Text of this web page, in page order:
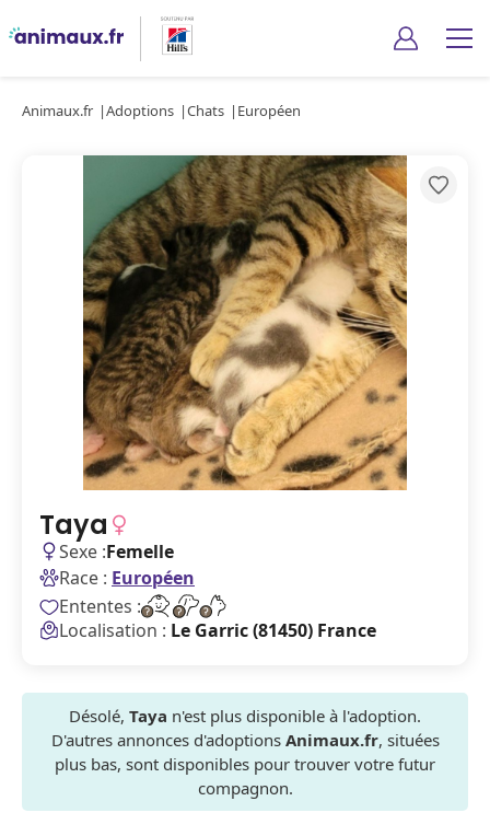
Animaux.fr Adoptions Chats Européen
Taya
Sexe :Femelle
Race : Européen
Ententes :
Localisation : Le Garric (81450) France
Désolé, Taya n'est plus disponible à l'adoption.
D'autres annonces d'adoptions Animaux.fr, situées
plus bas, sont disponibles pour trouver votre futur
compagnon.